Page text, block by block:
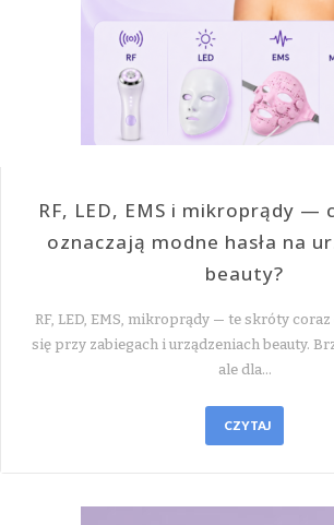
RF, LED, EMS i mikroprądy —
oznaczają modne hasła na
beauty?
RF, LED, EMS, mikroprądy — te skróty
się przy zabiegach i urządzeniach beauty.
ale dla…
CZYTAJ